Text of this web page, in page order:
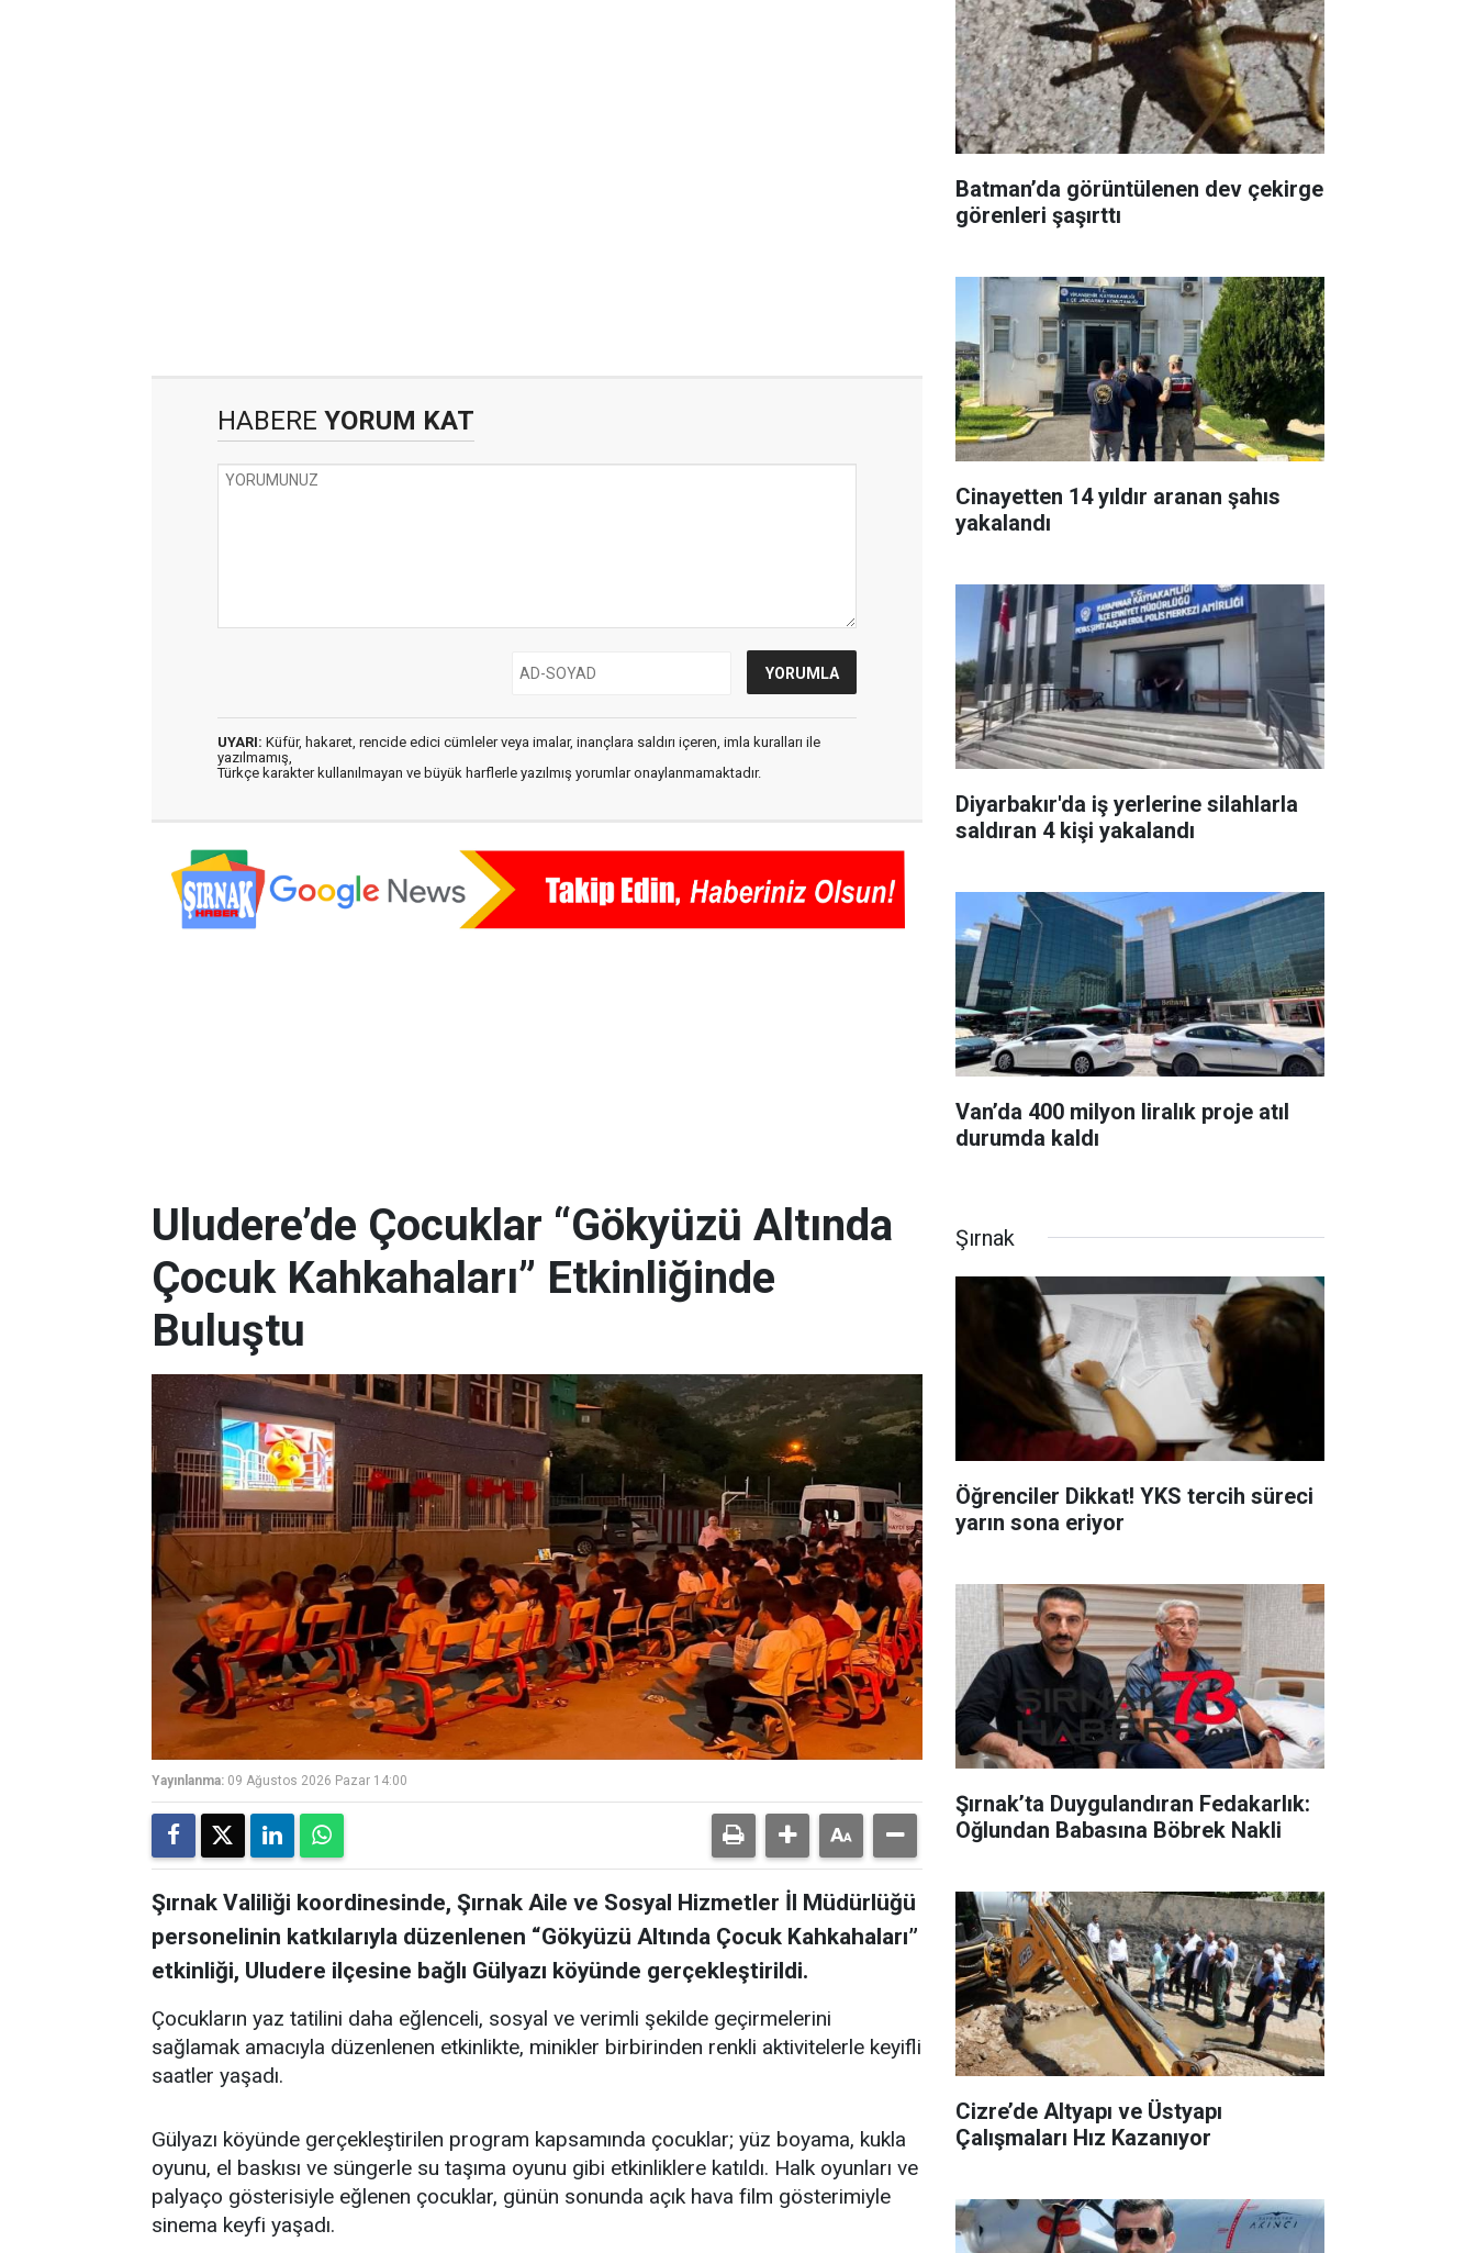
HABERE YORUM KAT
UYARI: Küfür, hakaret, rencide edici cümleler veya imalar, inançlara saldırı içeren, imla kuralları ile
yazılmamış,
Türkçe karakter kullanılmayan ve büyük harflerle yazılmış yorumlar onaylanmamaktadır.
Batman’da görüntülenen dev çekirge
görenleri şaşırttı
Cinayetten 14 yıldır aranan şahıs
yakalandı
Diyarbakır'da iş yerlerine silahlarla
saldıran 4 kişi yakalandı
Van’da 400 milyon liralık proje atıl
durumda kaldı
Uludere’de Çocuklar “Gökyüzü Altında
Çocuk Kahkahaları” Etkinliğinde
Buluştu
Yayınlanma: 09 Ağustos 2026 Pazar 14:00
Şırnak Valiliği koordinesinde, Şırnak Aile ve Sosyal Hizmetler İl Müdürlüğü
personelinin katkılarıyla düzenlenen “Gökyüzü Altında Çocuk Kahkahaları”
etkinliği, Uludere ilçesine bağlı Gülyazı köyünde gerçekleştirildi.
Çocukların yaz tatilini daha eğlenceli, sosyal ve verimli şekilde geçirmelerini
sağlamak amacıyla düzenlenen etkinlikte, minikler birbirinden renkli aktivitelerle keyifli
saatler yaşadı.
Gülyazı köyünde gerçekleştirilen program kapsamında çocuklar; yüz boyama, kukla
oyunu, el baskısı ve süngerle su taşıma oyunu gibi etkinliklere katıldı. Halk oyunları ve
palyaço gösterisiyle eğlenen çocuklar, günün sonunda açık hava film gösterimiyle
sinema keyfi yaşadı.
Şırnak
Öğrenciler Dikkat! YKS tercih süreci
yarın sona eriyor
Şırnak’ta Duygulandıran Fedakarlık:
Oğlundan Babasına Böbrek Nakli
Cizre’de Altyapı ve Üstyapı
Çalışmaları Hız Kazanıyor